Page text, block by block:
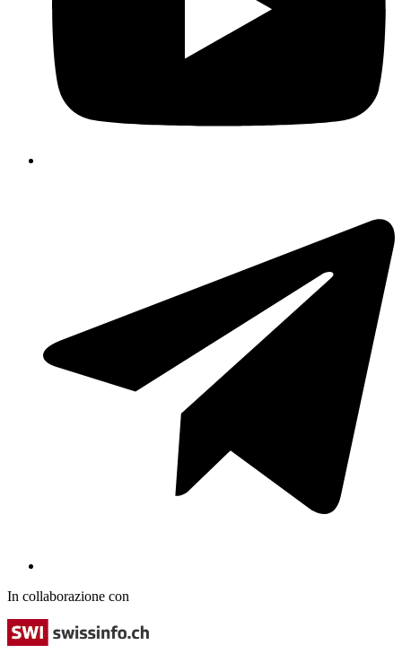
In collaborazione con